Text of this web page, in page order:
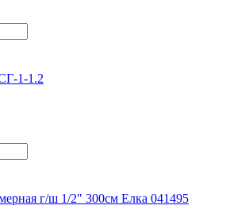
1-1.2
г/ш 1/2" 300см Елка 041495